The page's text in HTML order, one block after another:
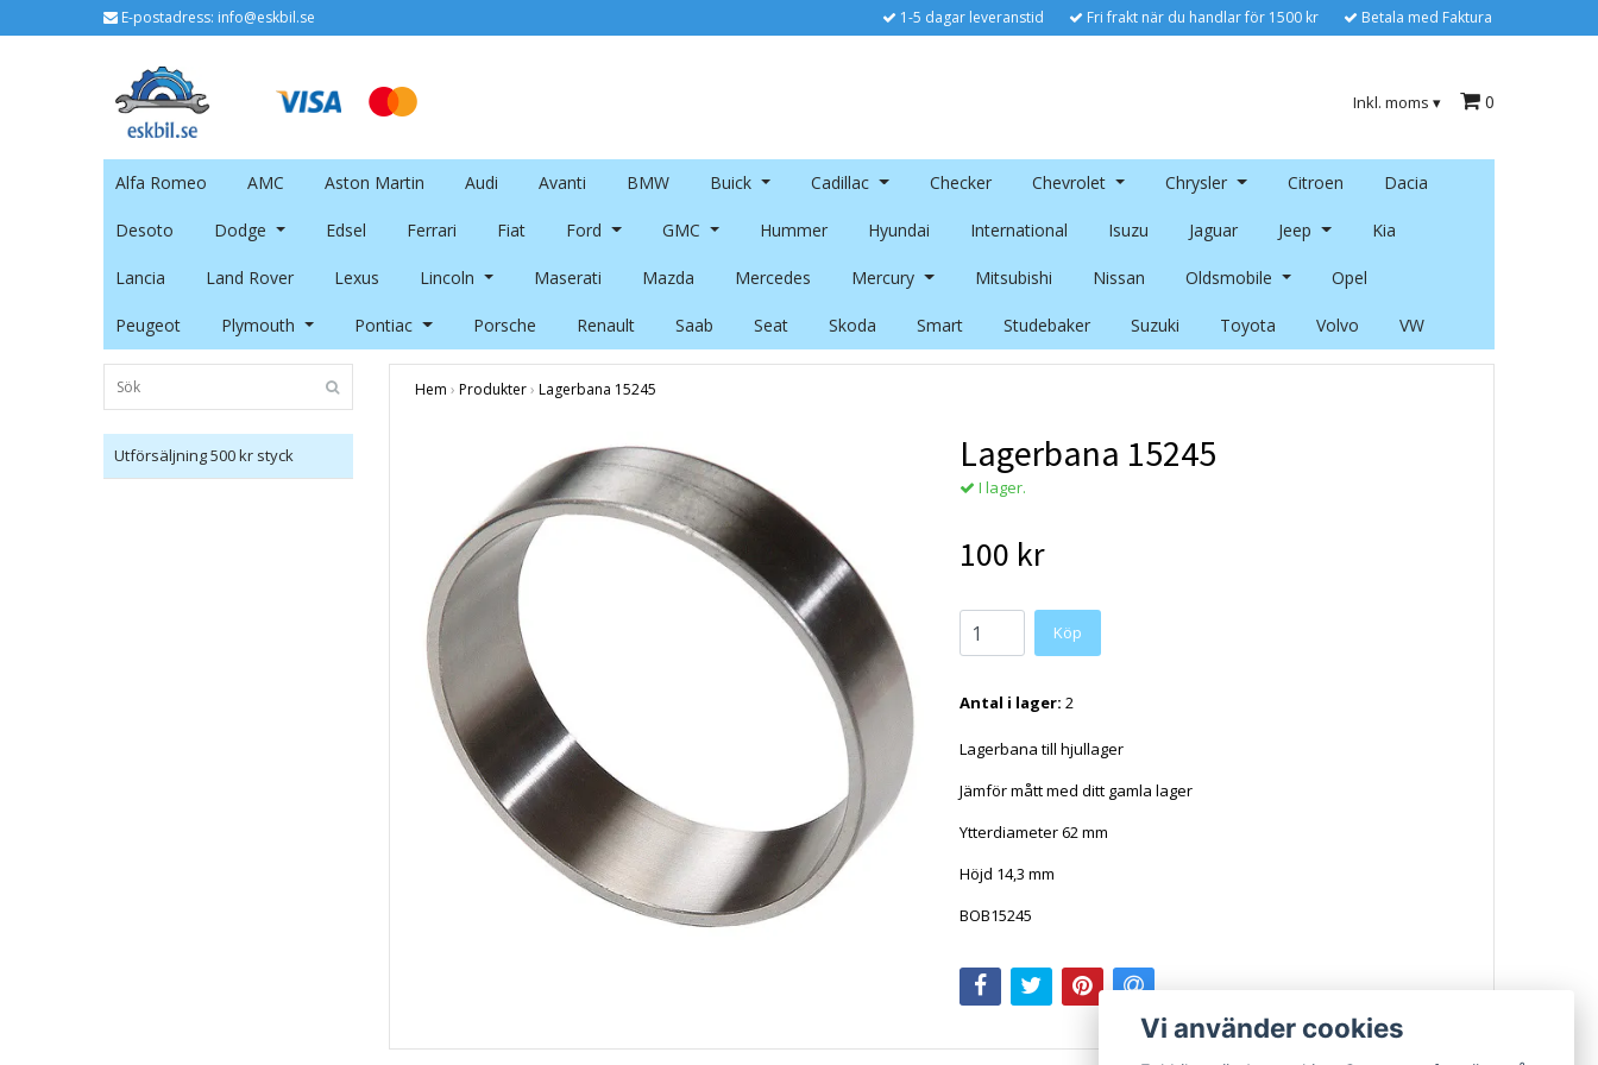
E-postadress: info@eskbil.se 1-5 dagar leveranstid Fri frakt när du handlar för 1500 kr Betala med Faktura
Inkl. moms ▾ 0
Alfa Romeo AMC Aston Martin Audi Avanti BMW Buick Cadillac Checker Chevrolet Chrysler Citroen Dacia
Desoto Dodge Edsel Ferrari Fiat Ford GMC Hummer Hyundai International Isuzu Jaguar Jeep Kia
Lancia Land Rover Lexus Lincoln Maserati Mazda Mercedes Mercury Mitsubishi Nissan Oldsmobile Opel
Peugeot Plymouth Pontiac Porsche Renault Saab Seat Skoda Smart Studebaker Suzuki Toyota Volvo VW
Utförsäljning 500 kr styck
Hem › Produkter› Lagerbana 15245
Lagerbana 15245
I lager.
100 kr
Antal i lager: 2
Lagerbana till hjullager
Jämför mått med ditt gamla lager
Ytterdiameter 62 mm
Höjd 14,3 mm
BOB15245
Vi använder cookies